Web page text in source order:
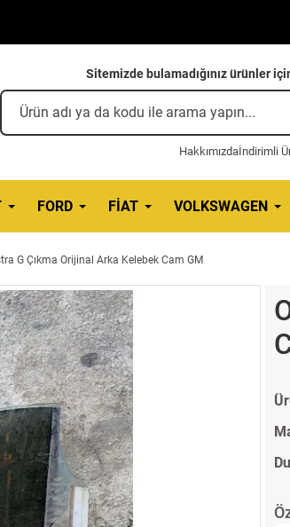
Sitemizde bulamadığınız ürünler
Hakkımızdaİndirimli
FORD FIAT VOLKSWAGEN
G Çıkma Orijinal Arka Kelebek Cam GM